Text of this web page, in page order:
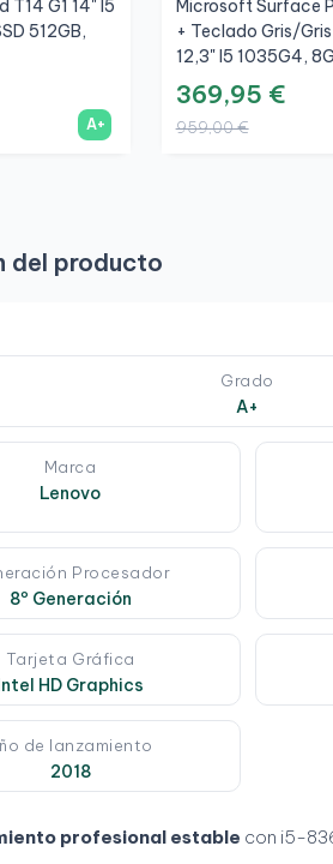
T14 G1 14" I5
512GB,
A+
Microsoft Surface
+ Teclado Gris/
12,3" I5 1035G4,
256GB, 3K, A
369,95 €
959,00 €
del producto
Grado
A+
Marca
Lenovo
Procesador
8º Generación
Tarjeta Gráfica
HD Graphics
de lanzamiento
2018
profesional estable con i5-